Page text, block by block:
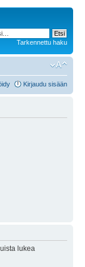
Tarkennettu haku
Kirjaudu sisään
lukea